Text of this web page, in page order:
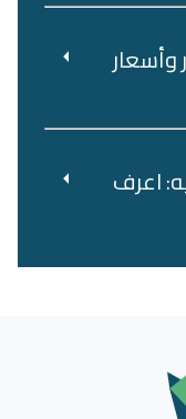
وأسعار
أدنى 500 جنيه: اعرف